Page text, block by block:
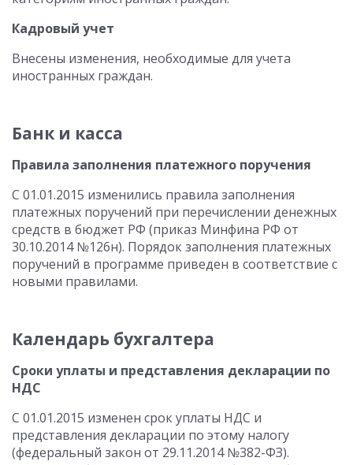
Кадровый учет
Внесены изменения, необходимые для учета
иностранных граждан.
Банк и касса
Правила заполнения платежного поручения
С 01.01.2015 изменились правила заполнения
платежных поручений при перечислении денежных
средств в бюджет РФ (приказ Минфина РФ от
30.10.2014 №126н). Порядок заполнения платежных
поручений в программе приведен в соответствие с
новыми правилами.
Календарь бухгалтера
Сроки уплаты и представления декларации по
НДС
С 01.01.2015 изменен срок уплаты НДС и
представления декларации по этому налогу
(федеральный закон от 29.11.2014 №382-ФЗ).